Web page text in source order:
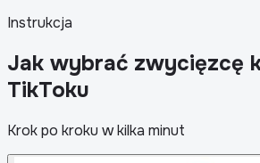
Instrukcja
Jak wybrać zwycięzcę
TikToku
Krok po kroku w kilka minut